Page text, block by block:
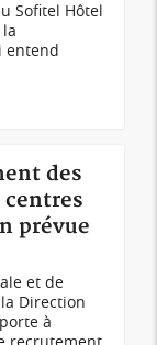
Sofitel Hôtel
entend
des
centres
prévue
et de
Direction
à